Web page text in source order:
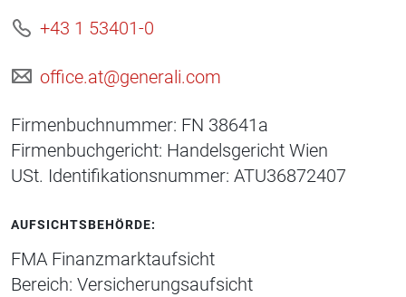
+43 1 53401-0
office.at@generali.com
Firmenbuchnummer: FN 38641a
Firmenbuchgericht: Handelsgericht Wien
USt. Identifikationsnummer: ATU36872407
AUFSICHTSBEHÖRDE:
FMA Finanzmarktaufsicht
Bereich: Versicherungsaufsicht